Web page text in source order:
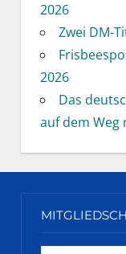
2026
Zwei DM-
2026
Das
auf dem Weg